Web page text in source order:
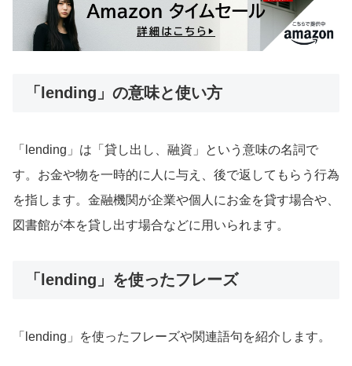
「lending」の意味と使い方
「lending」は「貸し出し、融資」という意味の名詞で
す。お金や物を一時的に人に与え、後で返してもらう行為
を指します。金融機関が企業や個人にお金を貸す場合や、
図書館が本を貸し出す場合などに用いられます。
「lending」を使ったフレーズ
「lending」を使ったフレーズや関連語句を紹介します。